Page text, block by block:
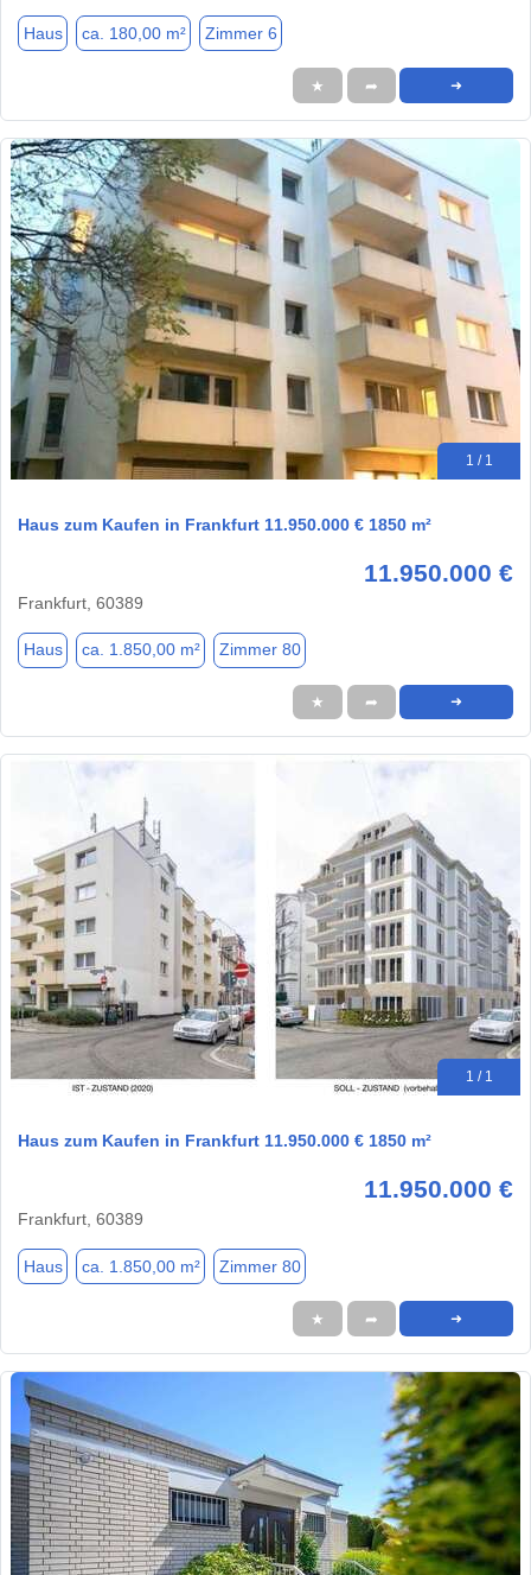
Haus ca. 180,00 m² Zimmer 6
★ ➦ ➜
1 / 1
Haus zum Kaufen in Frankfurt 11.950.000 € 1850 m²
11.950.000 €
Frankfurt, 60389
Haus ca. 1.850,00 m² Zimmer 80
★ ➦ ➜
1 / 1
Haus zum Kaufen in Frankfurt 11.950.000 € 1850 m²
11.950.000 €
Frankfurt, 60389
Haus ca. 1.850,00 m² Zimmer 80
★ ➦ ➜